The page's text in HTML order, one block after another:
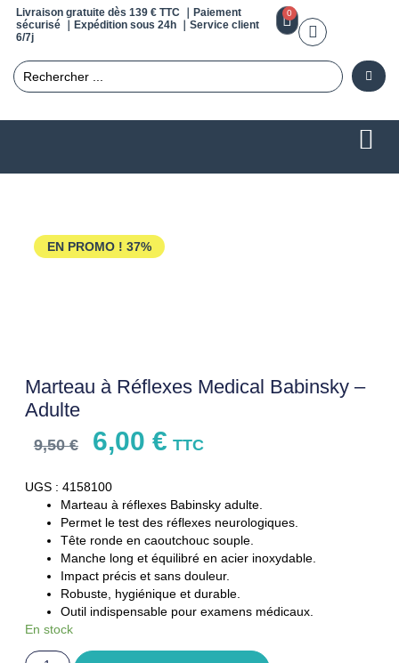
Livraison gratuite dès 139 € TTC ｜Paiement
sécurisé ｜Expédition sous 24h ｜Service client
6/7j
0
EN PROMO ! 37%
Marteau à Réflexes Medical Babinsky –
Adulte
9,50€ 6,00 € TTC
UGS : 4158100
Marteau à réflexes Babinsky adulte.
Permet le test des réflexes neurologiques.
Tête ronde en caoutchouc souple.
Manche long et équilibré en acier inoxydable.
Impact précis et sans douleur.
Robuste, hygiénique et durable.
Outil indispensable pour examens médicaux.
En stock